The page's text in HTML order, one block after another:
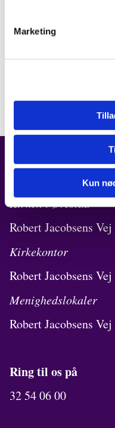
Marketing
Kun
Kirken i Ørestad
Robert Jacobsens
Kirkekontor
Robert Jacobsens
Menighedslokaler
Robert Jacobsens
Ring til os på
32 54 06 00